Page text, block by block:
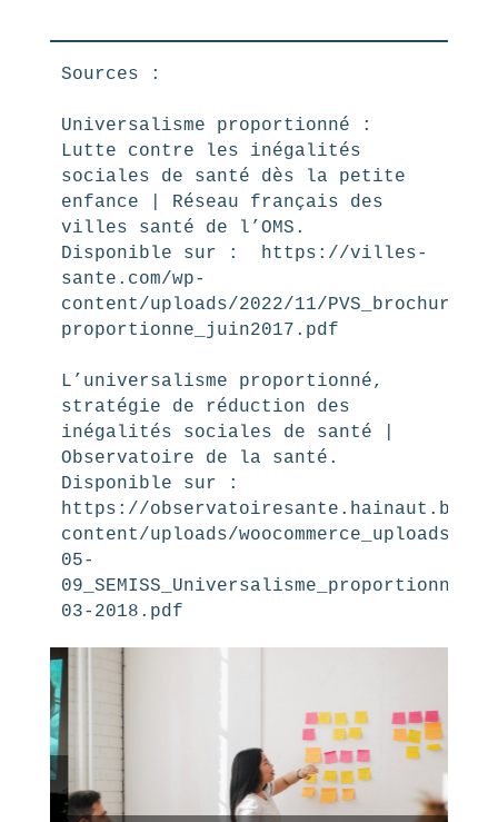
Sources :
Universalisme proportionné :
Lutte contre les inégalités
sociales de santé dès la petite
enfance | Réseau français des
villes santé de l’OMS.
Disponible sur :  https://villes-
sante.com/wp-
content/uploads/2022/11/
proportionne_juin2017.pdf
L’universalisme proportionné,
stratégie de réduction des
inégalités sociales de santé |
Observatoire de la santé.
Disponible sur :
https://observatoiresante.hainaut.be/
content/uploads/woocommerce_uploads/
05-
03-2018.pdf